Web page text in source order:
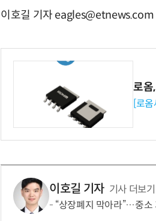
이호길 기자 eagles@etnews.com
로옴
[로
이호길 기자 기사 더보기
“상장폐지 막아라”…중소